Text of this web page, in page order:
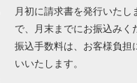
月初に請求書を発行いたし
で、月末までにお振込みく
振込手数料は、お客様負担
いいたします。